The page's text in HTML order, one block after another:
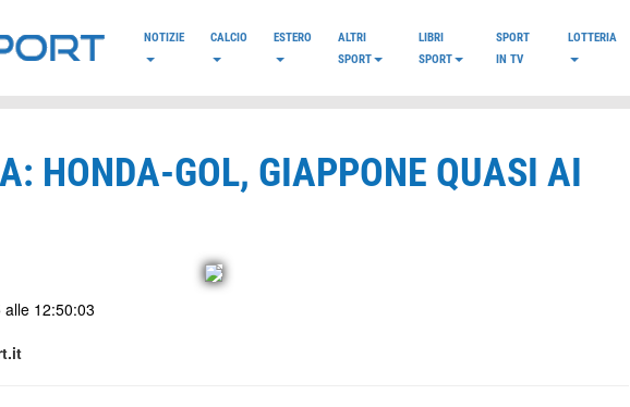
NOTIZIE CALCIO ESTERO
ALTRI
SPORT
LIBRI
SPORT
SPORT
IN TV
LOTTERIA
HONDA-GOL, GIAPPONE QUASI AI
12:50:03